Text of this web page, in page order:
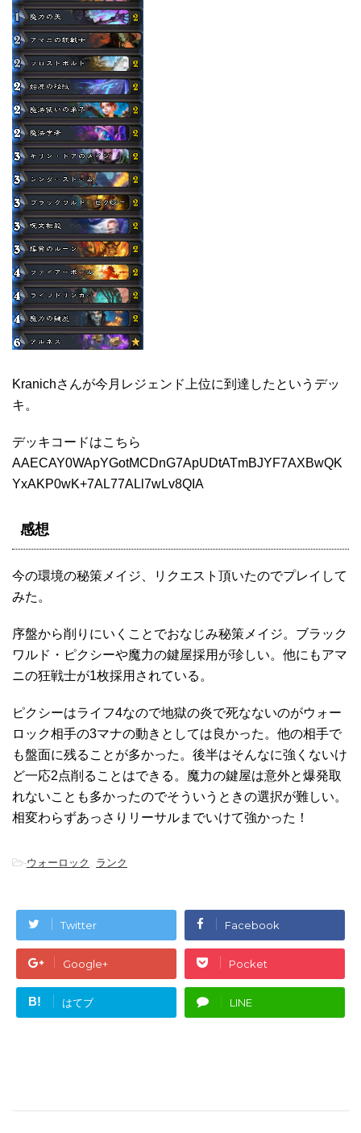
Kranichさんが今月レジェンド上位に到達したというデッ
キ。
デッキコードはこちら
AAECAY0WApYGotMCDnG7ApUDtATmBJYF7AXBwQK
YxAKP0wK+7AL77ALl7wLv8QIA
感想
今の環境の秘策メイジ、リクエスト頂いたのでプレイして
みた。
序盤から削りにいくことでおなじみ秘策メイジ。ブラック
ワルド・ピクシーや魔力の鍵屋採用が珍しい。他にもアマ
ニの狂戦士が1枚採用されている。
ピクシーはライフ4なので地獄の炎で死なないのがウォー
ロック相手の3マナの動きとしては良かった。他の相手で
も盤面に残ることが多かった。後半はそんなに強くないけ
ど一応2点削ることはできる。魔力の鍵屋は意外と爆発取
れないことも多かったのでそういうときの選択が難しい。
相変わらずあっさりリーサルまでいけて強かった！
-ウォーロック , ランク
Twitter Facebook
Google+ Pocket
B! はてブ LINE